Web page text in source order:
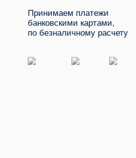
Принимаем платежи
банковскими картами,
по безналичному расчету